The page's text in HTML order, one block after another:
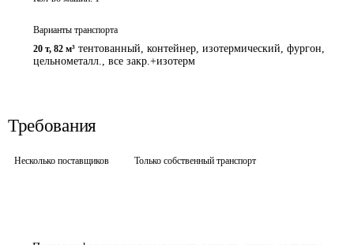
Варианты транспорта
20 т, 82 м³ тентованный, контейнер, изотермический, фургон,
цельнометалл., все закр.+изотерм
Требования
Несколько поставщиков Только собственный транспорт